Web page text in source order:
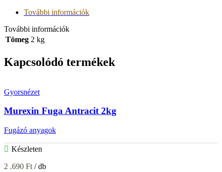
További információk
További információk
Tömeg 2 kg
Kapcsolódó termékek
Gyorsnézet
Murexin Fuga Antracit 2kg
Fugázó anyagok
Készleten
2 .690 Ft / db